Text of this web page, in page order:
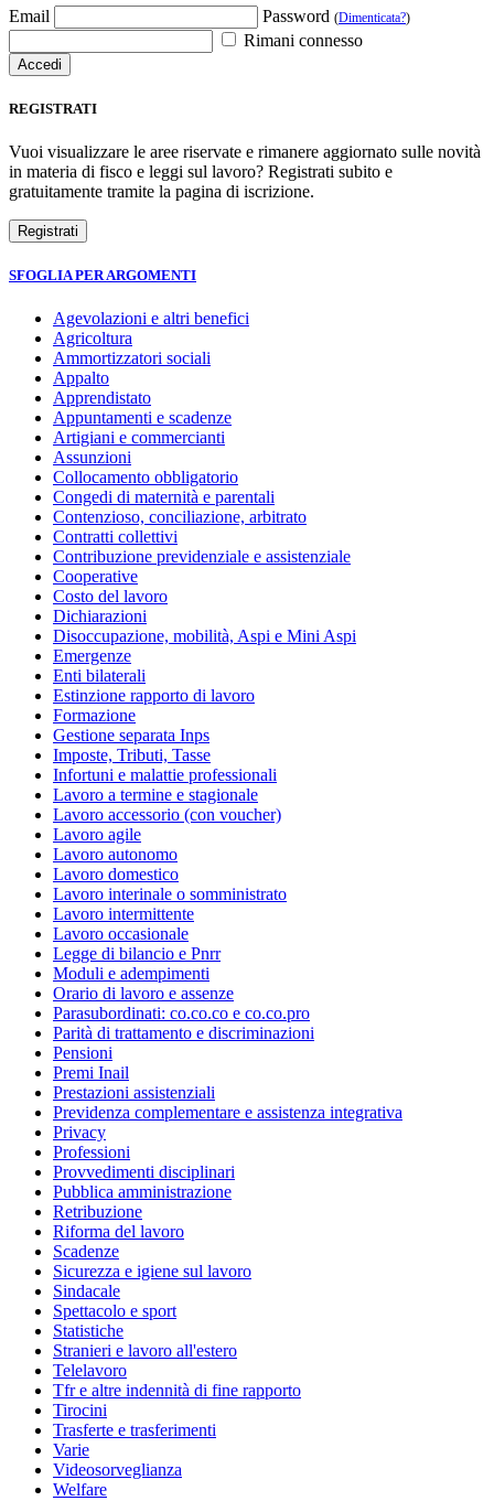
Email Password (Dimenticata?)
Rimani connesso
REGISTRATI
Vuoi visualizzare le aree riservate e rimanere aggiornato sulle novità
in materia di fisco e leggi sul lavoro? Registrati subito e
gratuitamente tramite la pagina di iscrizione.
SFOGLIA PER ARGOMENTI
Agevolazioni e altri benefici
Agricoltura
Ammortizzatori sociali
Appalto
Apprendistato
Appuntamenti e scadenze
Artigiani e commercianti
Assunzioni
Collocamento obbligatorio
Congedi di maternità e parentali
Contenzioso, conciliazione, arbitrato
Contratti collettivi
Contribuzione previdenziale e assistenziale
Cooperative
Costo del lavoro
Dichiarazioni
Disoccupazione, mobilità, Aspi e Mini Aspi
Emergenze
Enti bilaterali
Estinzione rapporto di lavoro
Formazione
Gestione separata Inps
Imposte, Tributi, Tasse
Infortuni e malattie professionali
Lavoro a termine e stagionale
Lavoro accessorio (con voucher)
Lavoro agile
Lavoro autonomo
Lavoro domestico
Lavoro interinale o somministrato
Lavoro intermittente
Lavoro occasionale
Legge di bilancio e Pnrr
Moduli e adempimenti
Orario di lavoro e assenze
Parasubordinati: co.co.co e co.co.pro
Parità di trattamento e discriminazioni
Pensioni
Premi Inail
Prestazioni assistenziali
Previdenza complementare e assistenza integrativa
Privacy
Professioni
Provvedimenti disciplinari
Pubblica amministrazione
Retribuzione
Riforma del lavoro
Scadenze
Sicurezza e igiene sul lavoro
Sindacale
Spettacolo e sport
Statistiche
Stranieri e lavoro all'estero
Telelavoro
Tfr e altre indennità di fine rapporto
Tirocini
Trasferte e trasferimenti
Varie
Videosorveglianza
Welfare